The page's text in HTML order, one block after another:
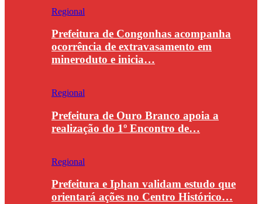
Regional
Prefeitura de Congonhas acompanha
ocorrência de extravasamento em
mineroduto e inicia…
Regional
Prefeitura de Ouro Branco apoia a
realização do 1º Encontro de…
Regional
Prefeitura e Iphan validam estudo que
orientará ações no Centro Histórico…